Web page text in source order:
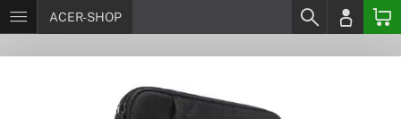
ACER-SHOP